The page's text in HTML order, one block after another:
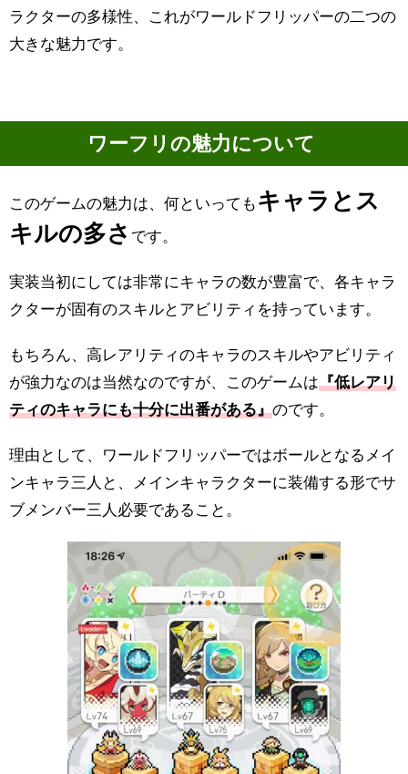
ラクターの多様性、これがワールドフリッパーの二つの
大きな魅力です。
ワーフリの魅力について
このゲームの魅力は、何といっても キャラとス
キルの多さ です。
実装当初にしては非常にキャラの数が豊富で、各キャラ
クターが固有のスキルとアビリティを持っています。
もちろん、高レアリティのキャラのスキルやアビリティ
が強力なのは当然なのですが、このゲームは『低レアリ
ティのキャラにも十分に出番がある』のです。
理由として、ワールドフリッパーではボールとなるメイ
ンキャラ三人と、メインキャラクターに装備する形でサ
ブメンバー三人必要であること。